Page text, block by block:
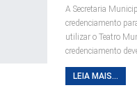
A Secretaria
credenciamento
utilizar o Teatro
credenciamento
LEIA MAIS...